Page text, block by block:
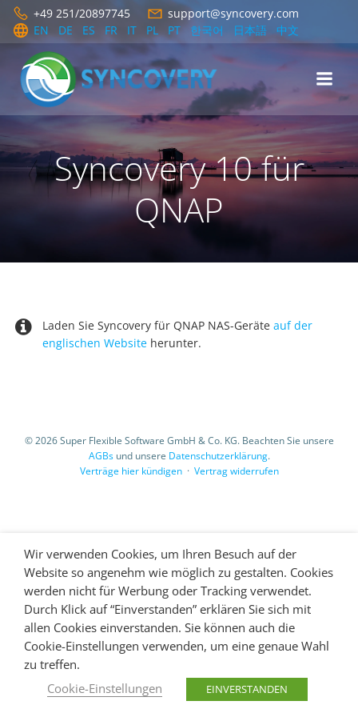
Zum
Inhalt
springen
+49 251/20897745
support@syncovery.com
EN
DE ES FR IT PL PT 한국어 日本語 中文
Syncovery 10 für
QNAP
Laden Sie Syncovery für QNAP NAS-Geräte auf der
englischen Website herunter.
© 2026 Super Flexible Software GmbH & Co. KG. Beachten Sie unsere
AGBsund unsere Datenschutzerklärung.
Verträge hier kündigen· Vertrag widerrufen
Wir verwenden Cookies, um Ihren Besuch auf der
Website so angenehm wie möglich zu gestalten. Cookies
werden nicht für Werbung oder Tracking verwendet.
Durch Klick auf “Einverstanden” erklären Sie sich mit
allen Cookies einverstanden. Sie können auch die
Cookie-Einstellungen verwenden, um eine genaue Wahl
zu treffen.
Cookie-Einstellungen
EINVERSTANDEN